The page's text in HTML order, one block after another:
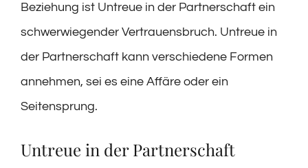
Beziehung ist Untreue in der Partnerschaft ein
schwerwiegender Vertrauensbruch. Untreue in
der Partnerschaft kann verschiedene Formen
annehmen, sei es eine Affäre oder ein
Seitensprung.
Untreue in der Partnerschaft